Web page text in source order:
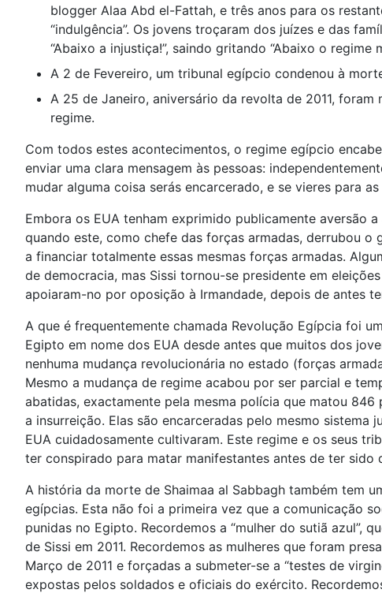
blogger Alaa Abd el-Fattah, e três anos para os
“indulgência”. Os jovens troçaram dos juízes e das
“Abaixo a injustiça!”, saindo gritando “Abaixo o regime
A 2 de Fevereiro, um tribunal egípcio condenou à
A 25 de Janeiro, aniversário da revolta de 2011,
regime.
Com todos estes acontecimentos, o regime egípcio
enviar uma clara mensagem às pessoas:
mudar alguma coisa serás encarcerado, e se vieres para
Embora os EUA tenham exprimido publicamente aversão
quando este, como chefe das forças armadas, derrubou o
a financiar totalmente essas mesmas forças armadas.
de democracia, mas Sissi tornou-se presidente em
apoiaram-no por oposição à Irmandade, depois de antes
A que é frequentemente chamada Revolução Egípcia foi
Egipto em nome dos EUA desde antes que muitos dos
nenhuma mudança revolucionária no estado (forças
Mesmo a mudança de regime acabou por ser parcial e
abatidas, exactamente pela mesma polícia que matou
a insurreição. Elas são encarceradas pelo mesmo
EUA cuidadosamente cultivaram. Este regime e os seus
ter conspirado para matar manifestantes antes de ter sido
A história da morte de Shaimaa al Sabbagh também tem
egípcias. Esta não foi a primeira vez que a comunicação
punidas no Egipto. Recordemos a “mulher do sutiã azul”,
de Sissi em 2011. Recordemos as mulheres que foram
Março de 2011 e forçadas a submeter-se a “testes de
expostas pelos soldados e oficiais do exército.